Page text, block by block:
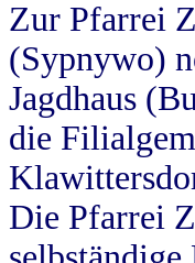
Zur Pfarrei
(Sypnywo)
Jagdhaus
die
Die Pfarrei